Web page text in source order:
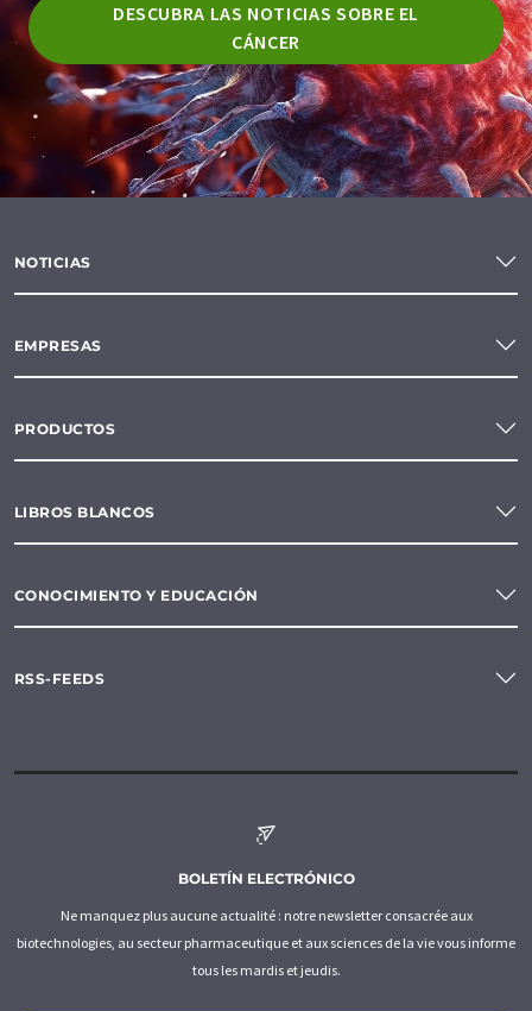
DESCUBRA LAS NOTICIAS SOBRE EL
CÁNCER
NOTICIAS
EMPRESAS
PRODUCTOS
LIBROS BLANCOS
CONOCIMIENTO Y EDUCACIÓN
RSS-FEEDS
BOLETÍN ELECTRÓNICO
Ne manquez plus aucune actualité : notre newsletter consacrée aux
biotechnologies, au secteur pharmaceutique et aux sciences de la vie vous informe
tous les mardis et jeudis.